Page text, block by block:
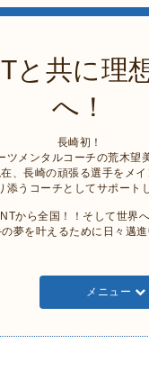
と共に理
へ！
長崎初！
ツメンタルコーチの荒木望
、長崎の頑張る選手をメイ
添うコーチとしてサポート
から全国！！そして世界へ
夢を叶えるために日々邁進
メニュー